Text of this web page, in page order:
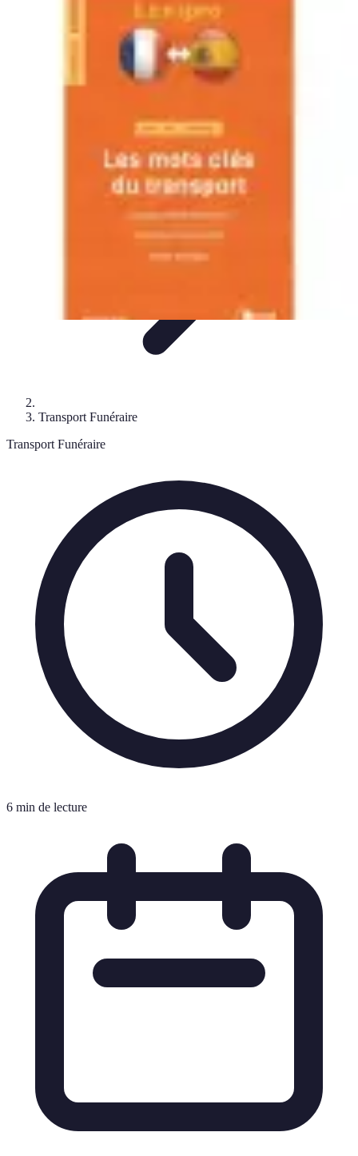
Planification des ObsèquesAspects
Cérémonies OrganisationFinances
Prévoir Obsèques
Transport Funéraire
Transport Funéraire
6 min de lecture